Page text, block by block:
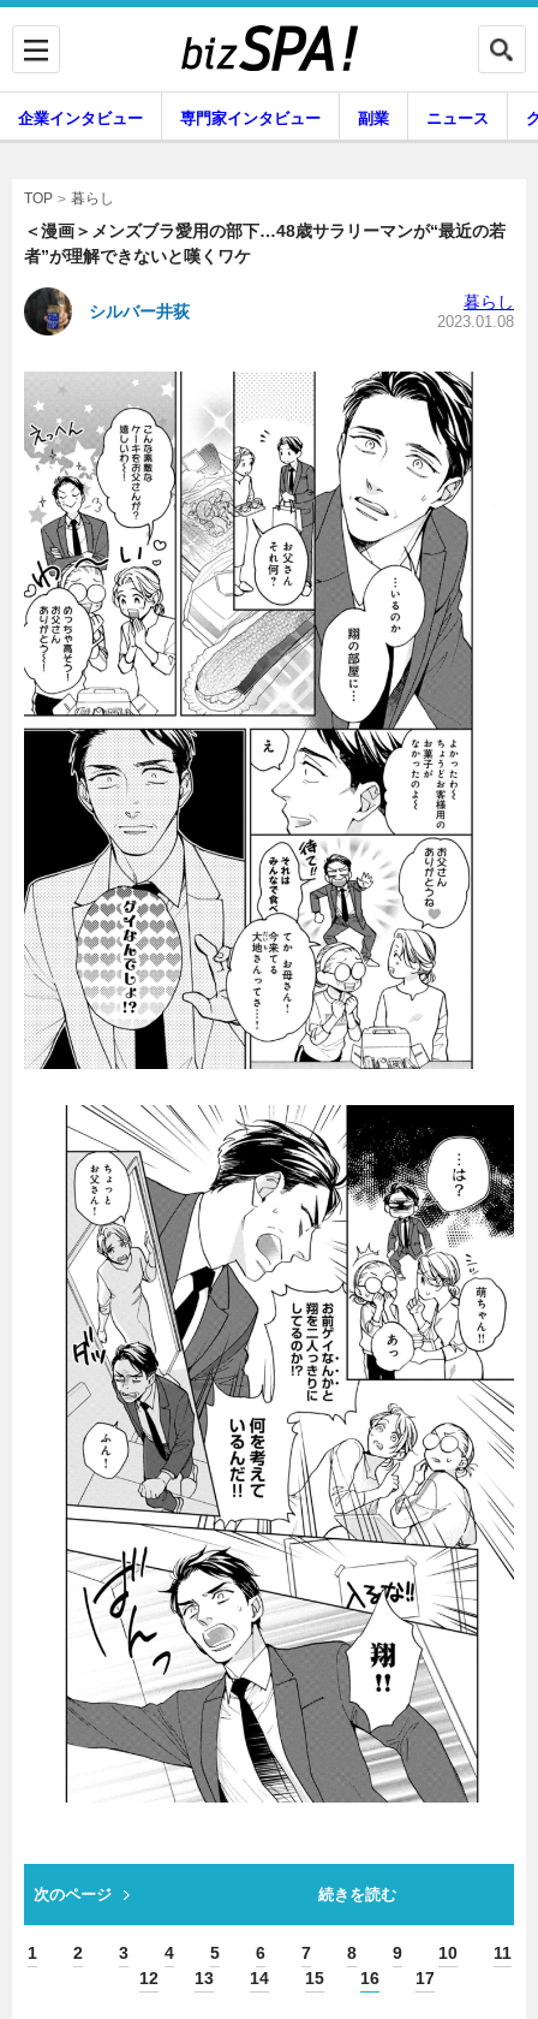
専門家インタビュー
副業 ニュース
グルメ スキル
暮らし エンタメ
連載一覧
企業インタビュー 専門家インタビュー 副業 ニュース
TOP 暮らし
＜漫画＞メンズブラ愛用の部下…48歳サラリーマンが“最近の若
者”が理解できないと嘆くワケ
シルバー井荻 暮らし
2023.01.08
次のページ 続きを読む
1 2 3 4 5 6 7 8 9 10
11
12
13 14 15 16 17